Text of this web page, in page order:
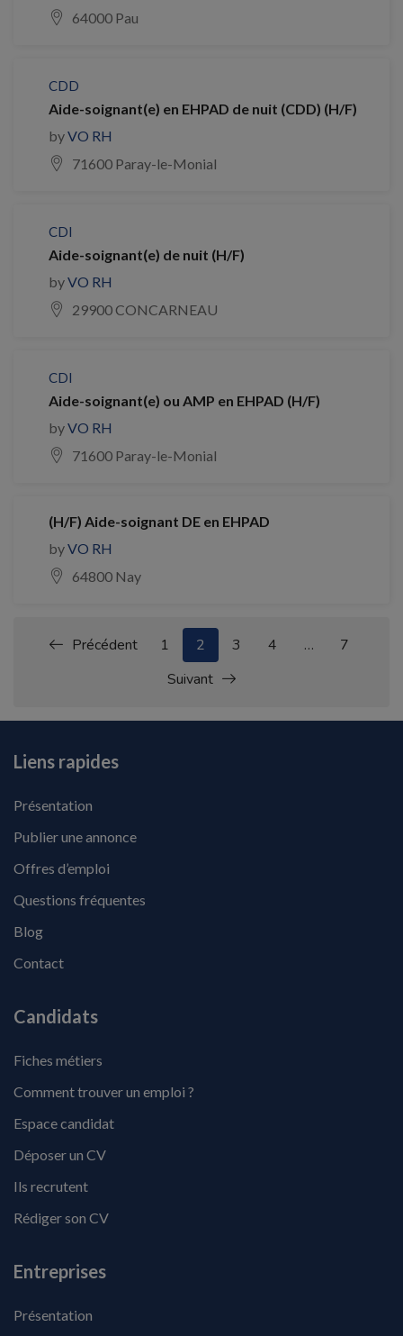
64000 Pau
CDD
Aide-soignant(e) en EHPAD de nuit (CDD) (H/F)
byVO RH
71600 Paray-le-Monial
CDI
Aide-soignant(e) de nuit (H/F)
byVO RH
29900 CONCARNEAU
CDI
Aide-soignant(e) ou AMP en EHPAD (H/F)
byVO RH
71600 Paray-le-Monial
(H/F) Aide-soignant DE en EHPAD
byVO RH
64800 Nay
Précédent 1 2 3 4 …
7
Suivant
Liens rapides
Présentation
Publier une annonce
Offres d’emploi
Questions fréquentes
Blog
Contact
Candidats
Fiches métiers
Comment trouver un emploi ?
Espace candidat
Déposer un CV
Ils recrutent
Rédiger son CV
Entreprises
Présentation